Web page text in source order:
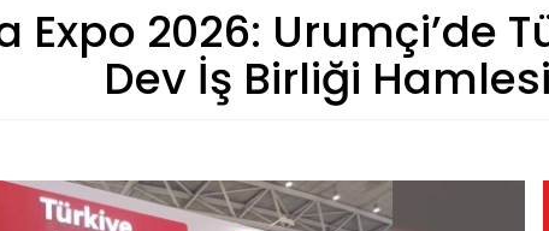
Expo 2026: Urumçi’de
Dev İş Birliği Hamlesi